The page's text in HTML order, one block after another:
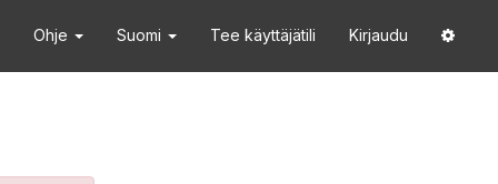
Ohje Suomi Tee käyttäjätili Kirjaudu